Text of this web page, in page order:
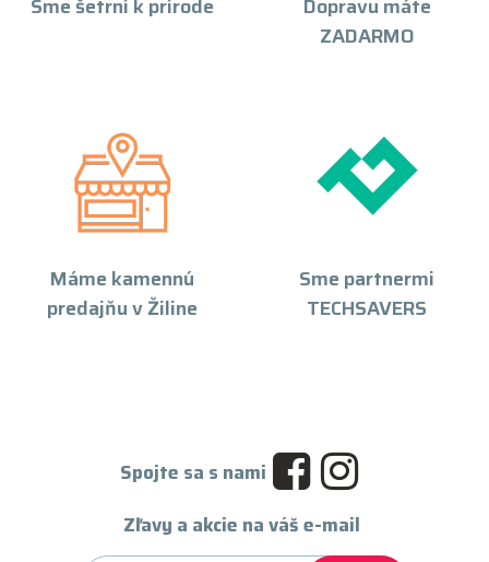
Sme šetrní k prírode
Dopravu máte
ZADARMO
Máme kamennú
predajňu v Žiline
Sme partnermi
TECHSAVERS
Spojte sa s nami
Zľavy a akcie na váš e-mail